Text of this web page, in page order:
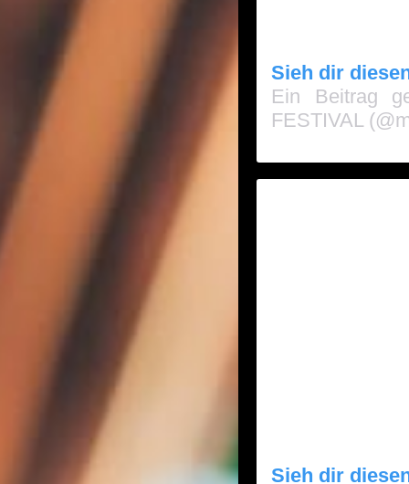
Sieh dir
Ein Beitrag
FESTIVAL
Sieh dir